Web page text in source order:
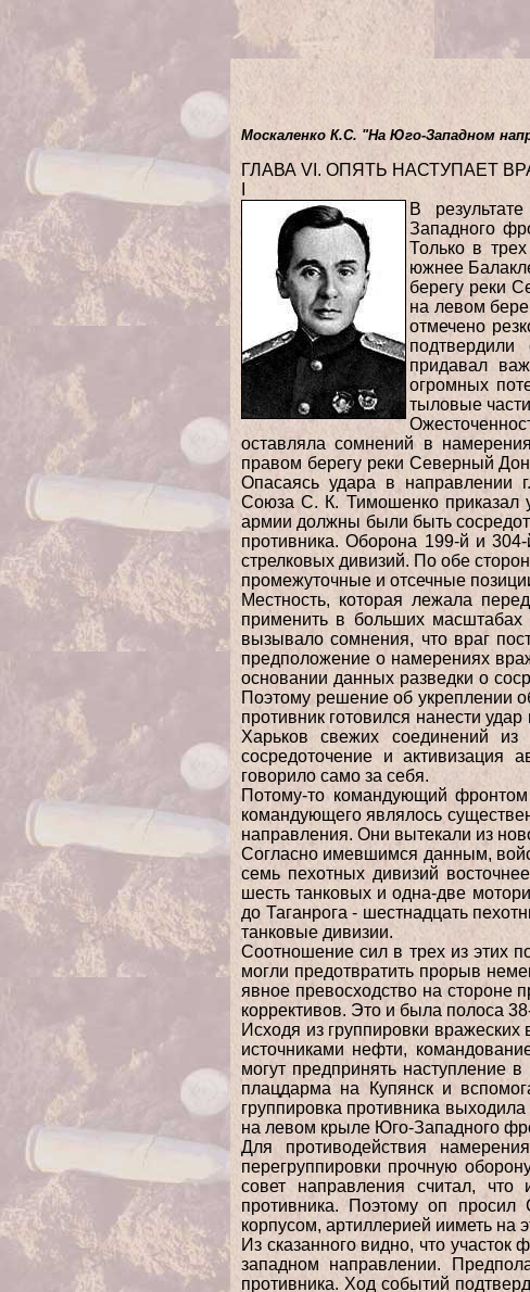
Москаленко К.С. "На Юго-Западном
ГЛАВА VI. ОПЯТЬ НАСТУПАЕТ
В
Западного
Только в
южнее
берегу реки
на левом
отмечено
придавал
огромных
тыловые
оставляла сомнений в
правом берегу реки Северный
Опасаясь удара в направлении
Союза С. К. Тимошенко приказал
армии должны были быть
противника. Оборона 199-й и
стрелковых дивизий. По обе
промежуточные и отсечные
Местность, которая лежала
применить в больших
вызывало сомнения, что враг
предположение о намерениях
основании данных разведки о
Поэтому решение об укреплении
противник готовился нанести
Харьков свежих соединений
сосредоточение и активизация
говорило само за себя.
Потому-то командующий
командующего являлось
направления. Они вытекали из
Согласно имевшимся данным,
семь пехотных дивизий
шесть танковых и одна-две
до Таганрога - шестнадцать
танковые дивизии.
Соотношение сил в трех из этих
могли предотвратить прорыв
явное превосходство на стороне
коррективов. Это и была полоса
Исходя из группировки
источниками нефти,
могут предпринять наступление
плацдарма на Купянск и
группировка противника
на левом крыле Юго-Западного
Для противодействия
перегруппировки прочную
совет направления считал,
противника. Поэтому оп
корпусом, артиллерией ииметь
Из сказанного видно, что
западном направлении.
противника. Ход событий